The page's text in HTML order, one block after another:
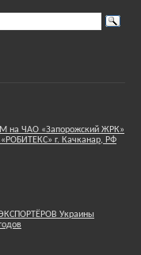
на ЧАО «Запорожский ЖРК»
г. Качканар, РФ
Украины